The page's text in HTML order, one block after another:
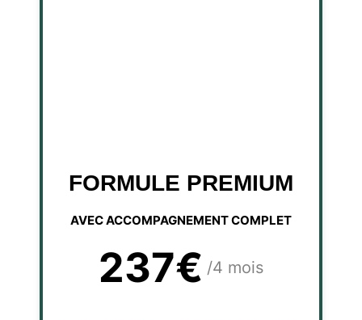
FORMULE PREMIUM
AVEC ACCOMPAGNEMENT COMPLET
237€ /4 mois